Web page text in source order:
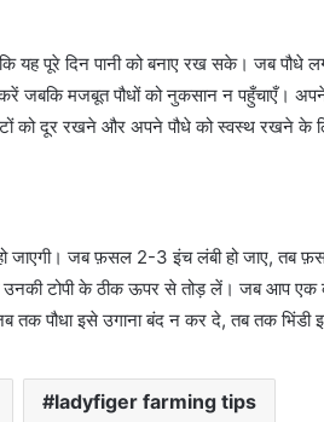
यह पूरे दिन पानी को बनाए रख सके। जब पौधे
जबकि मजबूत पौधों को नुकसान न पहुँचाएँ।
को दूर रखने और अपने पौधे को स्वस्थ रखने के
जाएगी। जब फ़सल 2-3 इंच लंबी हो जाए, तब
टोपी के ठीक ऊपर से तोड़ लें। जब आप एक
पौधा इसे उगाना बंद न कर दे, तब तक भिंडी
ladyfiger farming tips